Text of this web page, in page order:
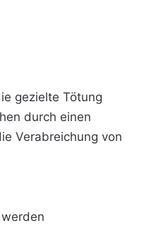
gezielte Tötung
durch einen
Verabreichung von